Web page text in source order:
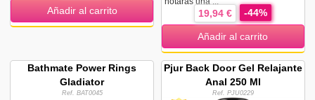
Añadir al carrito 19,94 € -44%
Añadir al carrito
Bathmate Power Rings
Gladiator
Ref. BAT0045
Pjur Back Door Gel Relajante
Anal 250 Ml
Ref. PJU0229